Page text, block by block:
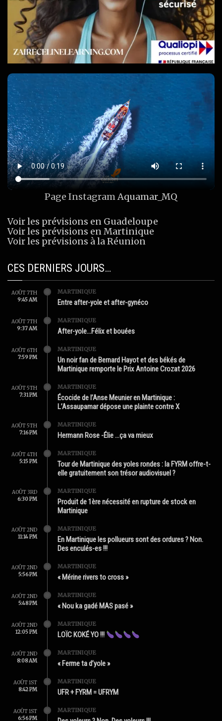
Page InstagramAquamar_MQ
Voir les prévisions en Guadeloupe
Voir les prévisions en Martinique
Voir les prévisions à la Réunion
CES DERNIERS JOURS…
AOÛT 7TH
9:45 AM
MARTINIQUE
Entre after-yole et after-gynéco
AOÛT 7TH
9:37 AM
MARTINIQUE
After-yole…Félix et bouées
AOÛT 6TH
7:59 PM
MARTINIQUE
Un noir fan de Bernard Hayot et des békés de
Martinique remporte le Prix Antoine Crozat 2026
AOÛT 5TH
7:31 PM
MARTINIQUE
Écocide de l’Anse Meunier en Martinique :
L’Assaupamar dépose une plainte contre X
AOÛT 5TH
7:16 PM
MARTINIQUE
Hermann Rose -Élie …ça va mieux
AOÛT 4TH
5:15 PM
MARTINIQUE
Tour de Martinique des yoles rondes : la FYRM offre-t-
elle gratuitement son trésor audiovisuel ?
AOÛT 3RD
6:30 PM
MARTINIQUE
Produit de 1ère nécessité en rupture de stock en
Martinique
AOÛT 2ND
11:14 PM
MARTINIQUE
En Martinique les pollueurs sont des ordures ? Non.
Des enculés-es !!!
AOÛT 2ND
5:56 PM
MARTINIQUE
« Mérine rivers to cross »
AOÛT 2ND
5:48 PM
MARTINIQUE
« Nou ka gadé MAS pasé »
AOÛT 2ND
12:05 PM
MARTINIQUE
LOÏC KOKÉ YO !!!
AOÛT 2ND
8:08 AM
MARTINIQUE
« Ferme ta d’yole »
AOÛT 1ST
8:42 PM
MARTINIQUE
UFR + FYRM = UFRYM
AOÛT 1ST
6:56 PM
MARTINIQUE